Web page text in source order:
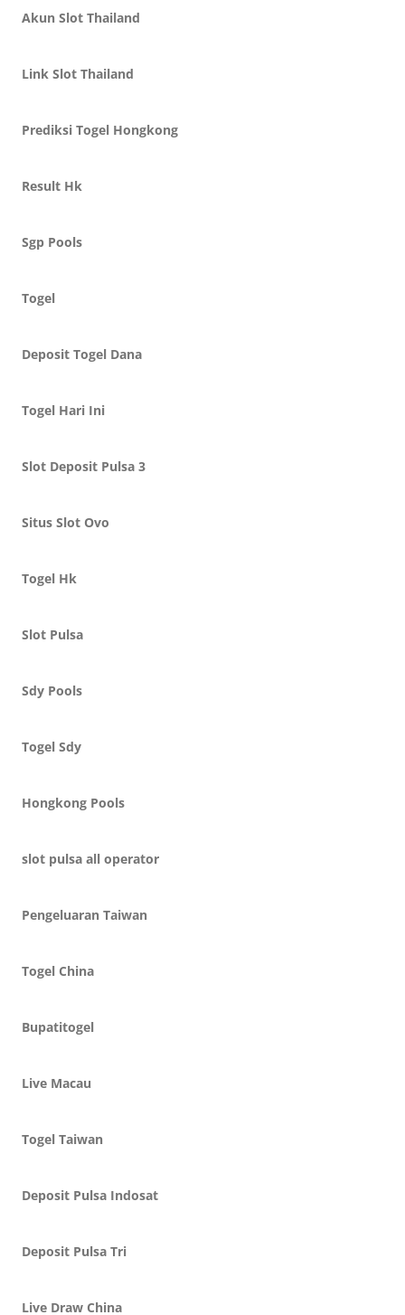
Akun Slot Thailand
Link Slot Thailand
Prediksi Togel Hongkong
Result Hk
Sgp Pools
Togel
Deposit Togel Dana
Togel Hari Ini
Slot Deposit Pulsa 3
Situs Slot Ovo
Togel Hk
Slot Pulsa
Sdy Pools
Togel Sdy
Hongkong Pools
slot pulsa all operator
Pengeluaran Taiwan
Togel China
Bupatitogel
Live Macau
Togel Taiwan
Deposit Pulsa Indosat
Deposit Pulsa Tri
Live Draw China